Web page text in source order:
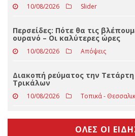
10/08/2026 Slider
Σπουδαία διάκριση για την
«Χάλκινη» στο Παγκόσμιο Κ20
10/08/2026 Slider
Περσείδες: Πότε θα τις
ουρανό – Οι καλύτερες ώρες
10/08/2026 Απόψεις
Διακοπή ρεύματος την